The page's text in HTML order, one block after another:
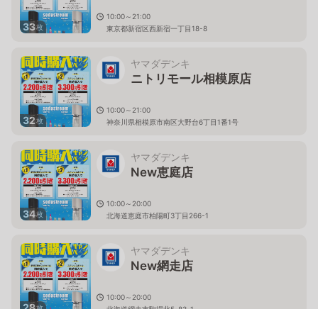
33枚
10:00～21:00
東京都新宿区西新宿一丁目18-8
32枚
ヤマダデンキ
ニトリモール相模原店
10:00～21:00
神奈川県相模原市南区大野台6丁目1番1号
34枚
ヤマダデンキ
New恵庭店
10:00～20:00
北海道恵庭市柏陽町3丁目266-1
ヤマダデンキ
New網走店
10:00～20:00